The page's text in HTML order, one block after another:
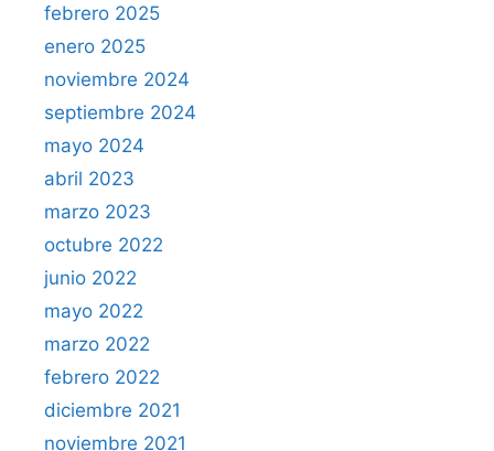
febrero 2025
enero 2025
noviembre 2024
septiembre 2024
mayo 2024
abril 2023
marzo 2023
octubre 2022
junio 2022
mayo 2022
marzo 2022
febrero 2022
diciembre 2021
noviembre 2021